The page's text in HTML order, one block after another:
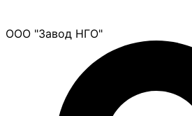
ООО "Завод НГО"